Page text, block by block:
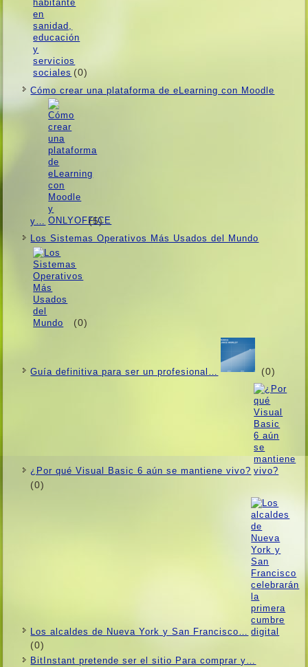
(0)
Cómo crear una plataforma de eLearning con Moodle
y… (5)
Los Sistemas Operativos Más Usados ​​del Mundo
(0)
Guí­a definitiva para ser un profesional… (0)
¿Por qué Visual Basic 6 aún se mantiene vivo?
(0)
Los alcaldes de Nueva York y San Francisco…
(0)
BitInstant pretende ser el sitio Para comprar y…